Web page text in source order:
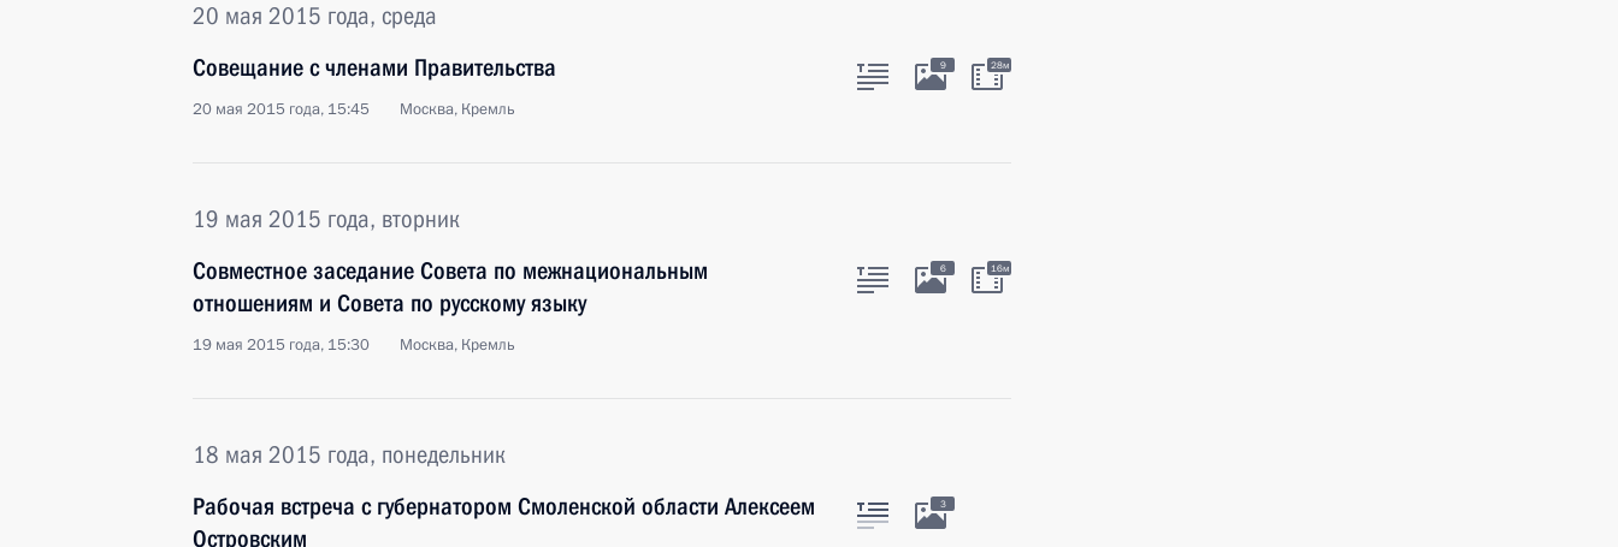
20 мая 2015 года, среда
Совещание с членами Правительства
20 мая 2015 года, 15:45 Москва, Кремль
9 28м
19 мая 2015 года, вторник
Совместное заседание Совета по межнациональным
отношениям и Совета по русскому языку
19 мая 2015 года, 15:30 Москва, Кремль
6 16м
18 мая 2015 года, понедельник
Рабочая встреча с губернатором Смоленской области Алексеем
Островским
3